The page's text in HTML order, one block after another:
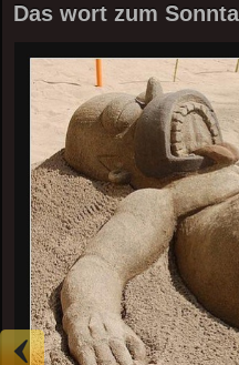
Das wort zum